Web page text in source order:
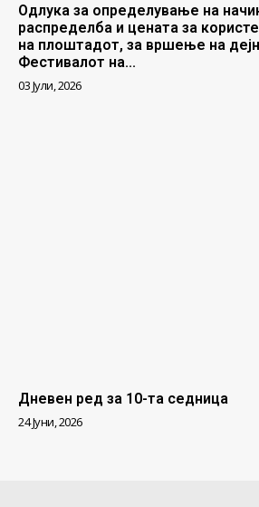
Одлука за определување на
распределба и цената за
на плоштадот, за вршење на
Фестивалот на...
03 Јули, 2026
Дневен ред за 10-та седница
24 Јуни, 2026